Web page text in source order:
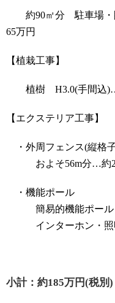
約90㎡分 駐車場・
65万円
【植栽工事】
植樹 H3.0(手間込)…
【エクステリア工事】
・外周フェンス(縦格
およそ56m分…約
・機能ポール
簡易的機能ポール
インターホン・照
小計：約185万円(税別)